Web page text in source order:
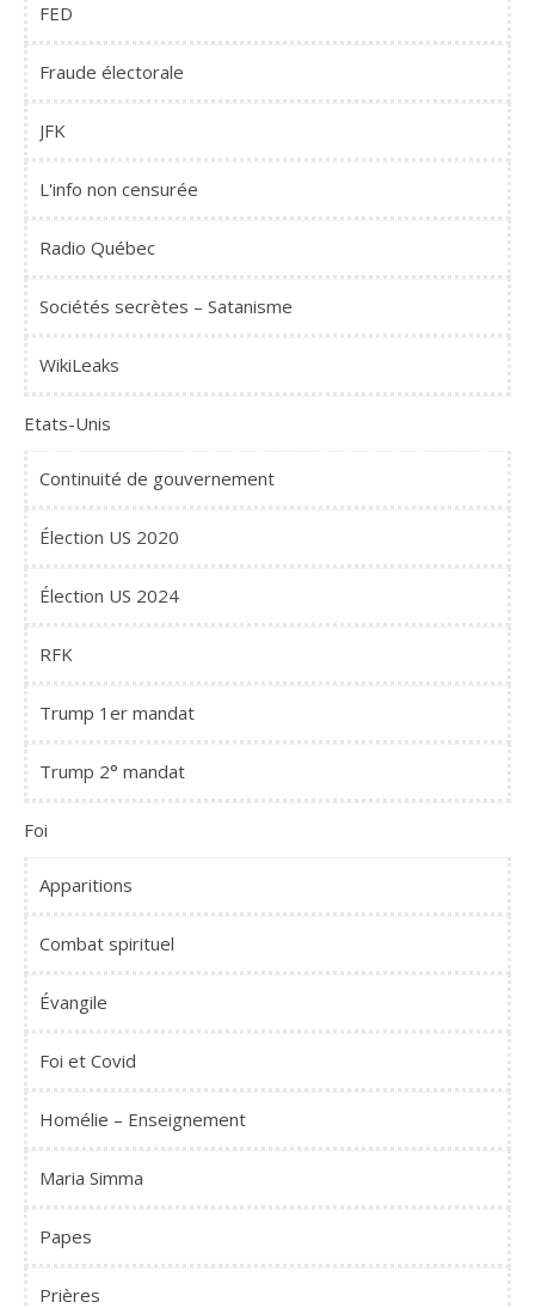
FED
Fraude électorale
JFK
L'info non censurée
Radio Québec
Sociétés secrètes – Satanisme
WikiLeaks
Etats-Unis
Continuité de gouvernement
Élection US 2020
Élection US 2024
RFK
Trump 1er mandat
Trump 2° mandat
Foi
Apparitions
Combat spirituel
Évangile
Foi et Covid
Homélie – Enseignement
Maria Simma
Papes
Prières